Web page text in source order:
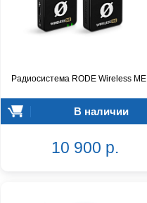
Радиосистема RODE Wireless ME
В наличии
10 900 р.